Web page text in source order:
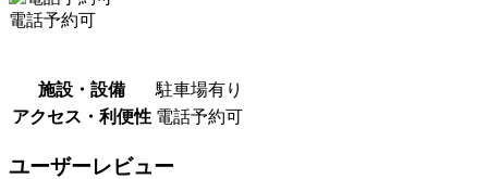
電話予約可
施設・設備
駐車場有り
アクセス・利便性 電話予約可
ユーザーレビュー